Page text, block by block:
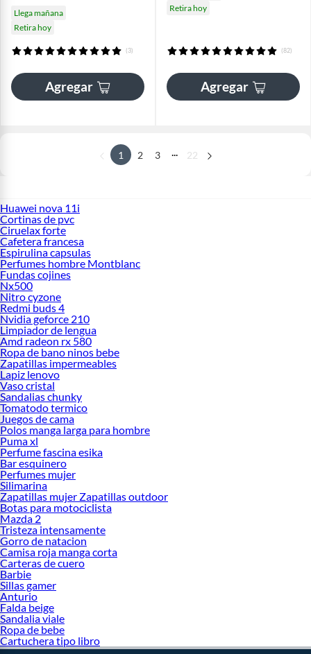
Llega mañana
Retira hoy
(3)
Agregar
Retira hoy
(82)
Agregar
1 2 3 ... 22
Huawei nova 11i
Cortinas de pvc
Ciruelax forte
Cafetera francesa
Espirulina capsulas
Perfumes hombre Montblanc
Fundas cojines
Nx500
Nitro cyzone
Redmi buds 4
Nvidia geforce 210
Limpiador de lengua
Amd radeon rx 580
Ropa de bano ninos bebe
Zapatillas impermeables
Lapiz lenovo
Vaso cristal
Sandalias chunky
Tomatodo termico
Juegos de cama
Polos manga larga para hombre
Puma xl
Perfume fascina esika
Bar esquinero
Perfumes mujer
Silimarina
Zapatillas mujer Zapatillas outdoor
Botas para motociclista
Mazda 2
Tristeza intensamente
Gorro de natacion
Camisa roja manga corta
Carteras de cuero
Barbie
Sillas gamer
Anturio
Falda beige
Sandalia viale
Ropa de bebe
Cartuchera tipo libro